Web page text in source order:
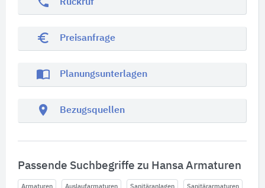
Rückruf
euro_symbol Preisanfrage
import_contacts Planungsunterlagen
location_on Bezugsquellen
Passende Suchbegriffe zu Hansa Armaturen
Armaturen Auslaufarmaturen Sanitäranlagen Sanitärarmaturen